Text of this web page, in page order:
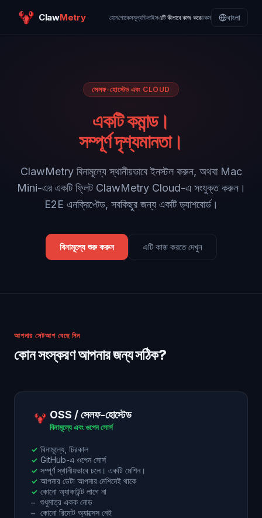
ClawMetry হোমশোকেসমূল্যডিভাইসএটি কীভাবে কাজ করেডকস বাংলা
সেলফ-হোস্টেড এবং CLOUD
একটি কমান্ড।
সম্পূর্ণ দৃশ্যমানতা।
ClawMetry বিনামূল্যে স্থানীয়ভাবে ইনস্টল করুন, অথবা Mac
Mini-এর একটি ফ্লিট ClawMetry Cloud-এ সংযুক্ত করুন।
E2E এনক্রিপ্টেড, সবকিছুর জন্য একটি ড্যাশবোর্ড।
বিনামূল্যে শুরু করুন এটি কাজ করতে দেখুন
আপনার সেটআপ বেছে নিন
কোন সংস্করণ আপনার জন্য সঠিক?
OSS / সেলফ-হোস্টেড
বিনামূল্যে এবং ওপেন সোর্স
✓ বিনামূল্যে, চিরকাল
✓ GitHub-এ ওপেন সোর্স
✓ সম্পূর্ণ স্থানীয়ভাবে চলে। একটি মেশিন।
✓ আপনার ডেটা আপনার মেশিনেই থাকে
✓ কোনো অ্যাকাউন্ট লাগে না
– শুধুমাত্র একক নোড
– কোনো রিমোট অ্যাক্সেস নেই